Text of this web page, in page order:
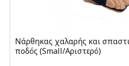
Νάρθηκας χαλαρής και
ποδός (Small/Αριστερό)